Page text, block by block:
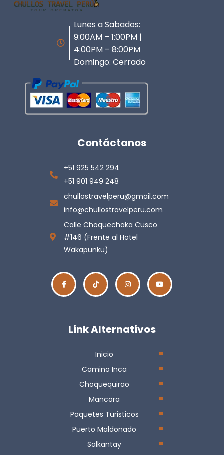
Lunes a Sabados:
9:00AM – 1:00PM |
4:00PM – 8:00PM
Domingo: Cerrado
Contáctanos
+51 925 542 294
+51 901 949 248
chullostravelperu@gmail.com
info@chullostravelperu.com
Calle Choquechaka Cusco
#146 (Frente al Hotel
Wakapunku)
Link Alternativos
Inicio
Camino Inca
Choquequirao
Mancora
Paquetes Turisticos
Puerto Maldonado
Salkantay